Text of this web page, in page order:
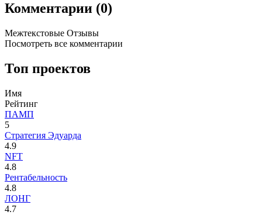
Комментарии (0)
Межтекстовые Отзывы
Посмотреть все комментарии
Топ проектов
Имя
Рейтинг
ПАМП
5
Стратегия Эдуарда
4.9
NFT
4.8
Рентабельность
4.8
ЛОНГ
4.7